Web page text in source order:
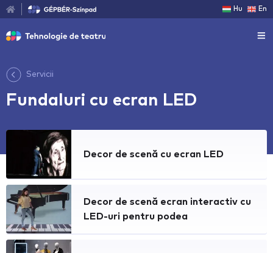
Hu En
Servicii
Fundaluri cu ecran LED
Decor de scenă cu ecran LED
Decor de scenă ecran interactiv cu
LED-uri pentru podea